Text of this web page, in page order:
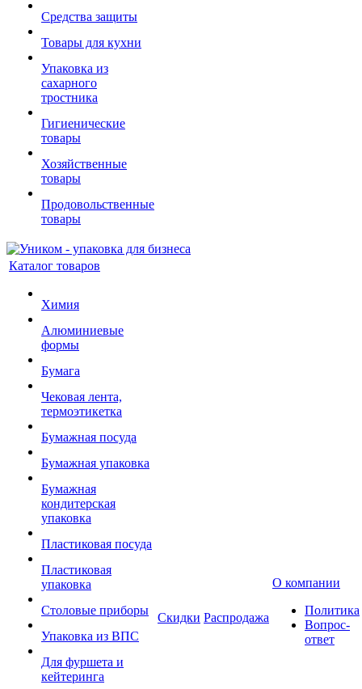
Средства защиты
Товары для кухни
Упаковка из
сахарного
тростника
Гигиенические
товары
Хозяйственные
товары
Продовольственные
товары
Каталог товаров
Химия
Алюминиевые
формы
Бумага
Чековая лента,
термоэтикетка
Бумажная посуда
Бумажная упаковка
Бумажная
кондитерская
упаковка
Пластиковая посуда
Пластиковая
упаковка
Столовые приборы
Упаковка из ВПС
Для фуршета и
кейтеринга
Скидки Распродажа
О компании
Политика
Вопрос-
ответ